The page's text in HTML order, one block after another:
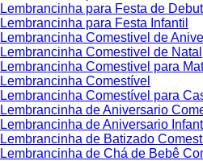
Lembrancinha para Festa de
Lembrancinha para Festa Infantil
Lembrancinha Comestivel de
Lembrancinha Comestivel de Natal
Lembrancinha Comestivel para
Lembrancinha Comestível
Lembrancinha Comestível para
Lembrancinha de Aniversario
Lembrancinha de Aniversario
Lembrancinha de Batizado
Lembrancinha de Chá de Bebê